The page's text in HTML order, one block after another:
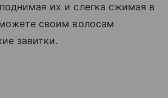
их и слегка сжимая в
своим волосам
завитки.